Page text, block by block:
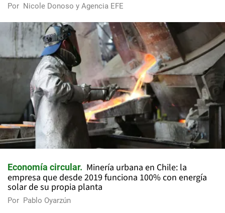
Por Nicole Donoso y Agencia EFE
Economía circular
Minería urbana en Chile: la
empresa que desde 2019 funciona 100% con energía
solar de su propia planta
Por Pablo Oyarzún